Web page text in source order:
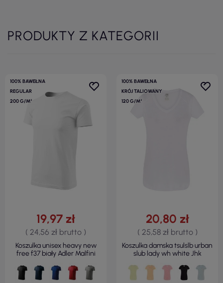
PRODUKTY Z KATEGORII
100% BAWEŁNA
REGULAR
200 G/M²
19,97 zł
( 24,56 zł brutto )
Koszulka unisex heavy new
free f37 biały Adler Malfini
100% BAWEŁNA
KRÓJ TALIOWANY
120 G/M²
20,80 zł
( 25,58 zł brutto )
Koszulka damska tsulslb urban
slub lady wh white Jhk